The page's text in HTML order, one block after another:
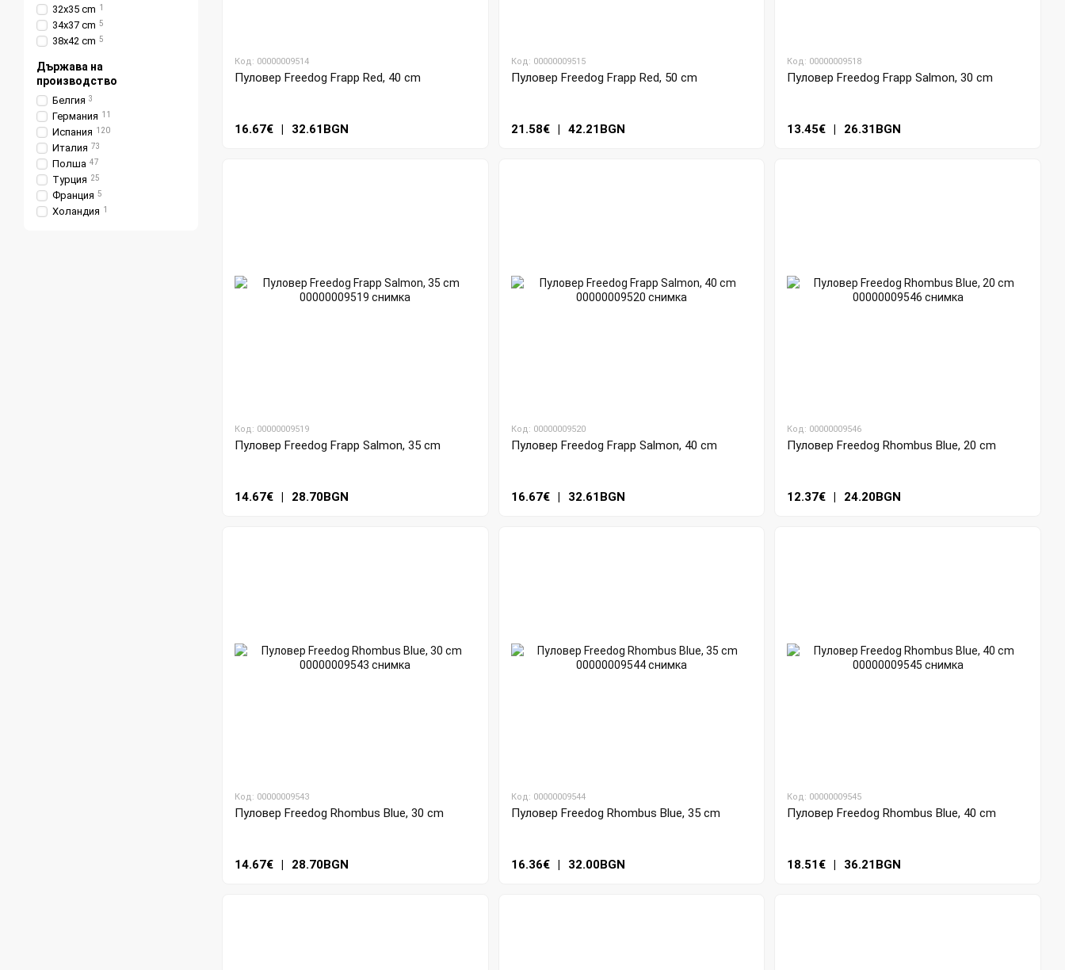
Код: 00000009514
Пуловер Freedog Frapp Red, 40 cm
16.67€ | 32.61BGN
Код: 00000009515
Пуловер Freedog Frapp Red, 50 cm
21.58€ | 42.21BGN
Код: 00000009518
Пуловер Freedog Frapp Salmon, 30 cm
13.45€ | 26.31BGN
Код: 00000009519
Пуловер Freedog Frapp Salmon, 35 cm
14.67€ | 28.70BGN
Код: 00000009520
Пуловер Freedog Frapp Salmon, 40 cm
16.67€ | 32.61BGN
Код: 00000009546
Пуловер Freedog Rhombus Blue, 20 cm
12.37€ | 24.20BGN
Код: 00000009543
Пуловер Freedog Rhombus Blue, 30 cm
14.67€ | 28.70BGN
Код: 00000009544
Пуловер Freedog Rhombus Blue, 35 cm
16.36€ | 32.00BGN
Код: 00000009545
Пуловер Freedog Rhombus Blue, 40 cm
18.51€ | 36.21BGN
32x35 cm 1
34x37 cm 5
38x42 cm 5
Държава на
производство
Белгия 3
Германия 11
Испания 120
Италия 73
Полша 47
Турция 25
Франция 5
Холандия 1